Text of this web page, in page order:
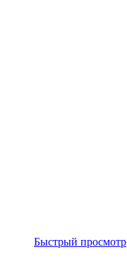
Быстрый просмотр